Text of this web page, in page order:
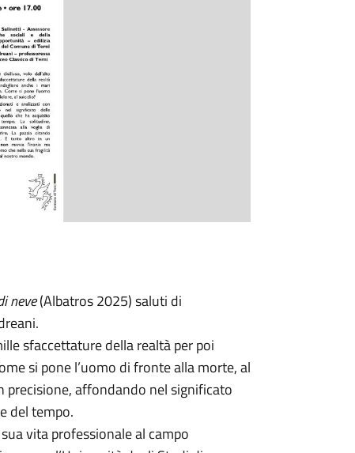
neve(Albatros 2025) saluti di
sfaccettature della realtà per poi
si pone l’uomo di fronte alla morte, al
precisione, affondando nel significato
del tempo.
vita professionale al campo